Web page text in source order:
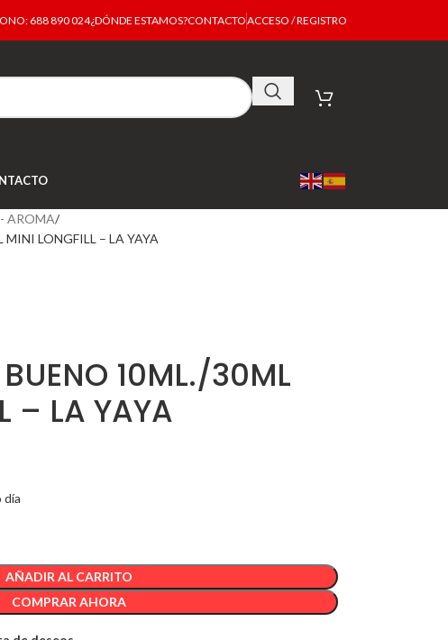
688 890 024¿DÓNDE ESTAMOS?CONTACTOACCESO / REGISTRO
- AROMA
LONGFILL – LA YAYA
BUENO 10ML./30ML
– LA YAYA
día
AÑADIR AL CARRITO
COMPRAR AHORA